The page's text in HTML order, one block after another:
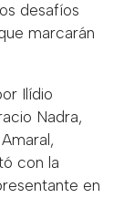
desafíos
marcarán
Ilídio
Nadra,
con la
en